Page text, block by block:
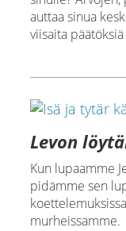
auttaa sinua
viisaita
Levon
Kun lupaamme
pidämme sen
murheissamme.